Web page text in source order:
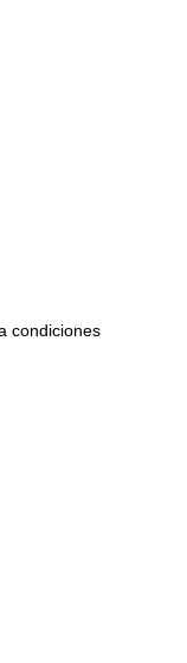
condiciones